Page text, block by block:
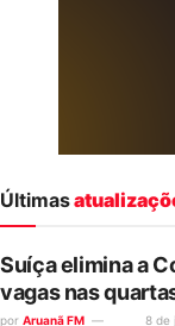
Últimas
Suíça elimina a
vagas nas
por Aruanã FM 8 de